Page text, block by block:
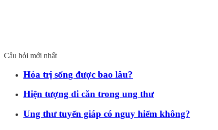
Câu hỏi mới nhất
Hóa trị sống được bao lâu?
Hiện tượng di căn trong ung thư
Ung thư tuyến giáp có nguy hiểm không?